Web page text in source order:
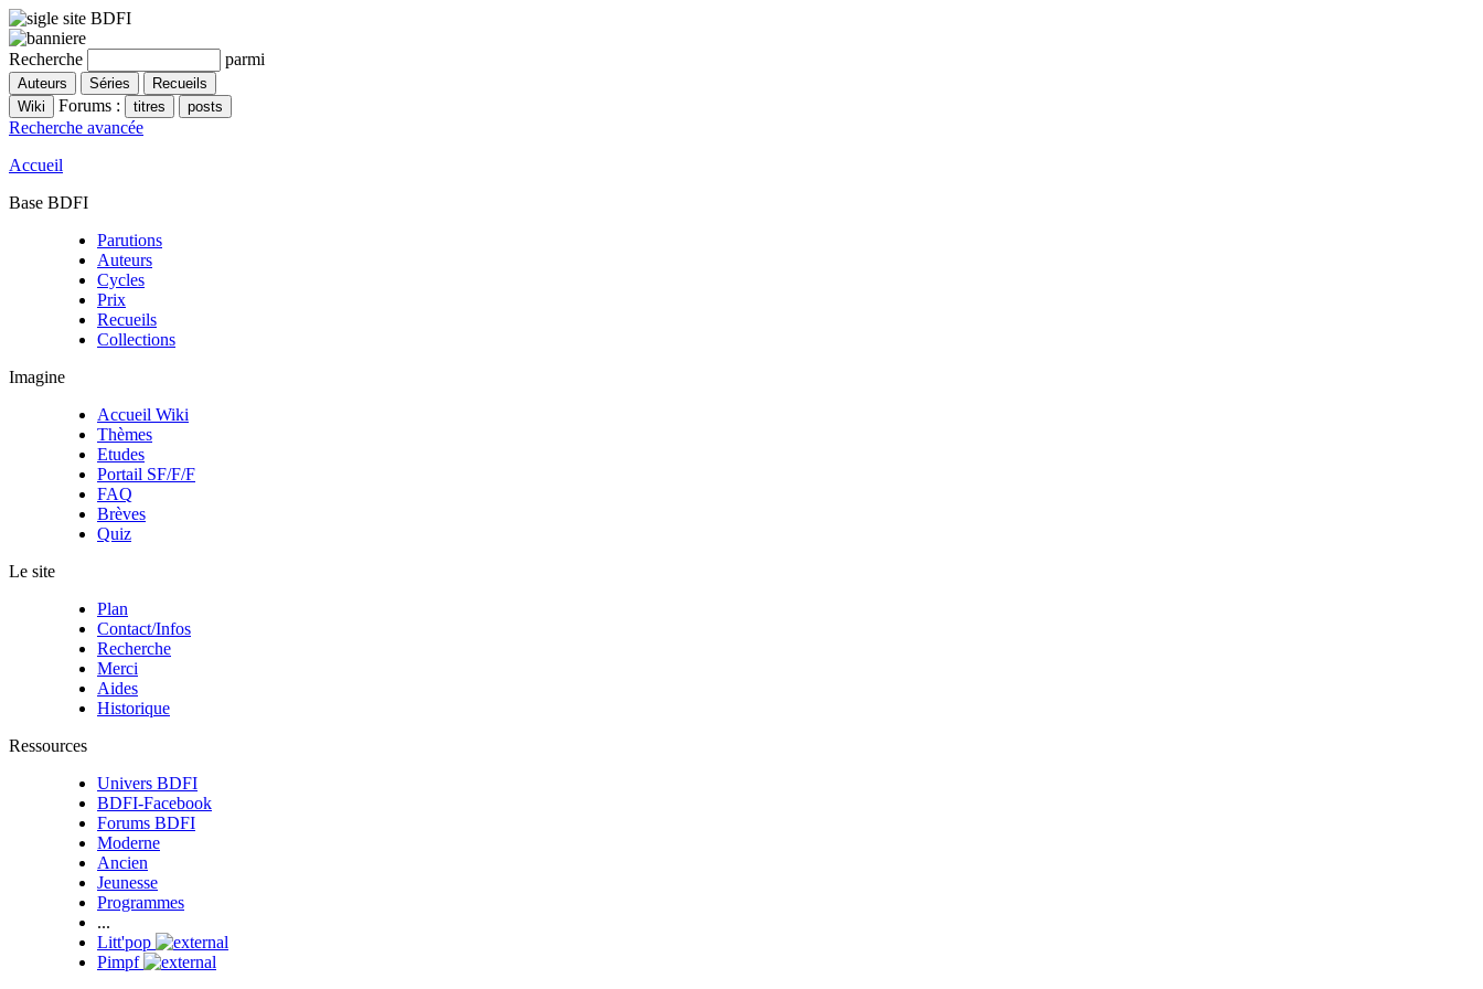
Recherche parmi
Forums :
Recherche avancée
Accueil
Base BDFI
Parutions
Auteurs
Cycles
Prix
Recueils
Collections
Imagine
Accueil Wiki
Thèmes
Etudes
Portail SF/F/F
FAQ
Brèves
Quiz
Le site
Plan
Contact/Infos
Recherche
Merci
Aides
Historique
Ressources
Univers BDFI
BDFI-Facebook
Forums BDFI
Moderne
Ancien
Jeunesse
Programmes
...
Litt'pop
Pimpf